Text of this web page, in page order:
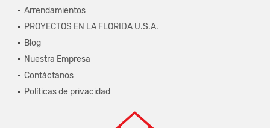
Arrendamientos
PROYECTOS EN LA FLORIDA U.S.A.
Blog
Nuestra Empresa
Contáctanos
Políticas de privacidad